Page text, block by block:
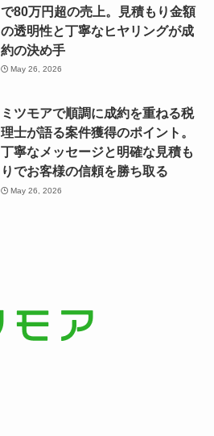
で80万円超の売上。見積もり金額
の透明性と丁寧なヒヤリングが成
約の決め手
May 26, 2026
ミツモアで順調に成約を重ねる税
理士が語る案件獲得のポイント。
丁寧なメッセージと明確な見積も
りでお客様の信頼を勝ち取る
May 26, 2026